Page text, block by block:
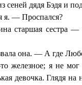
сеней дядя Бэдя и
я. — Проспался?
старшая сестра
она. — А где
железное; я не
девочка. Глядя на